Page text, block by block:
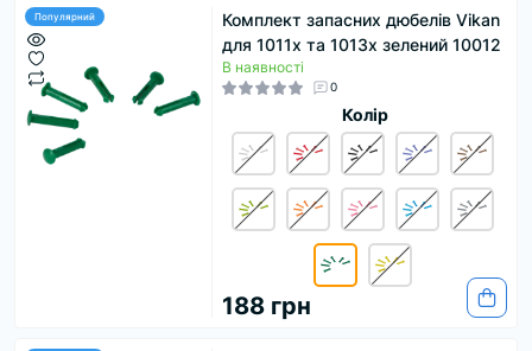
Популярний
Комплект запасних дюбелів Vikan
для 1011x та 1013x зелений 10012
В наявності
0
Колір
188 грн